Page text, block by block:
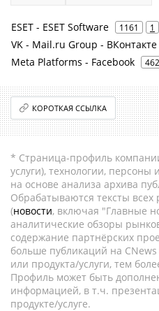
ESET - ESET Software 1161 1
VK - Mail.ru Group - ВКонтакте
Meta Platforms - Facebook
КОРОТКАЯ ССЫЛКА
* Страница-профиль
услуги), технологии, персоны
на основе анализа архива
Обрабатываются тексты
(новости, включая "Главные
аналитические обзоры
содержание партнёрских
больше публикаций на
или продукта/услуги, тем
Профиль может быть
информацией, в т.ч.
продукте/услуге.